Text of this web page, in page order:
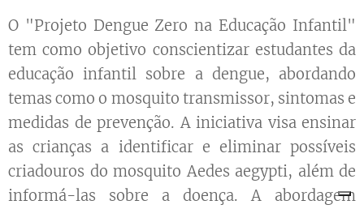
O "Projeto Dengue Zero na Educação Infantil"
tem como objetivo conscientizar estudantes da
educação infantil sobre a dengue, abordando
temas como o mosquito transmissor, sintomas e
medidas de prevenção. A iniciativa visa ensinar
as crianças a identificar e eliminar possíveis
criadouros do mosquito Aedes aegypti, além de
informá-las sobre a doença. A abordagem